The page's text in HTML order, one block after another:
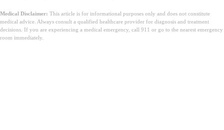
Medical Disclaimer: This article is for informational purposes only and does not constitute
medical advice. Always consult a qualified healthcare provider for diagnosis and treatment
decisions. If you are experiencing a medical emergency, call 911 or go to the nearest emergency
room immediately.